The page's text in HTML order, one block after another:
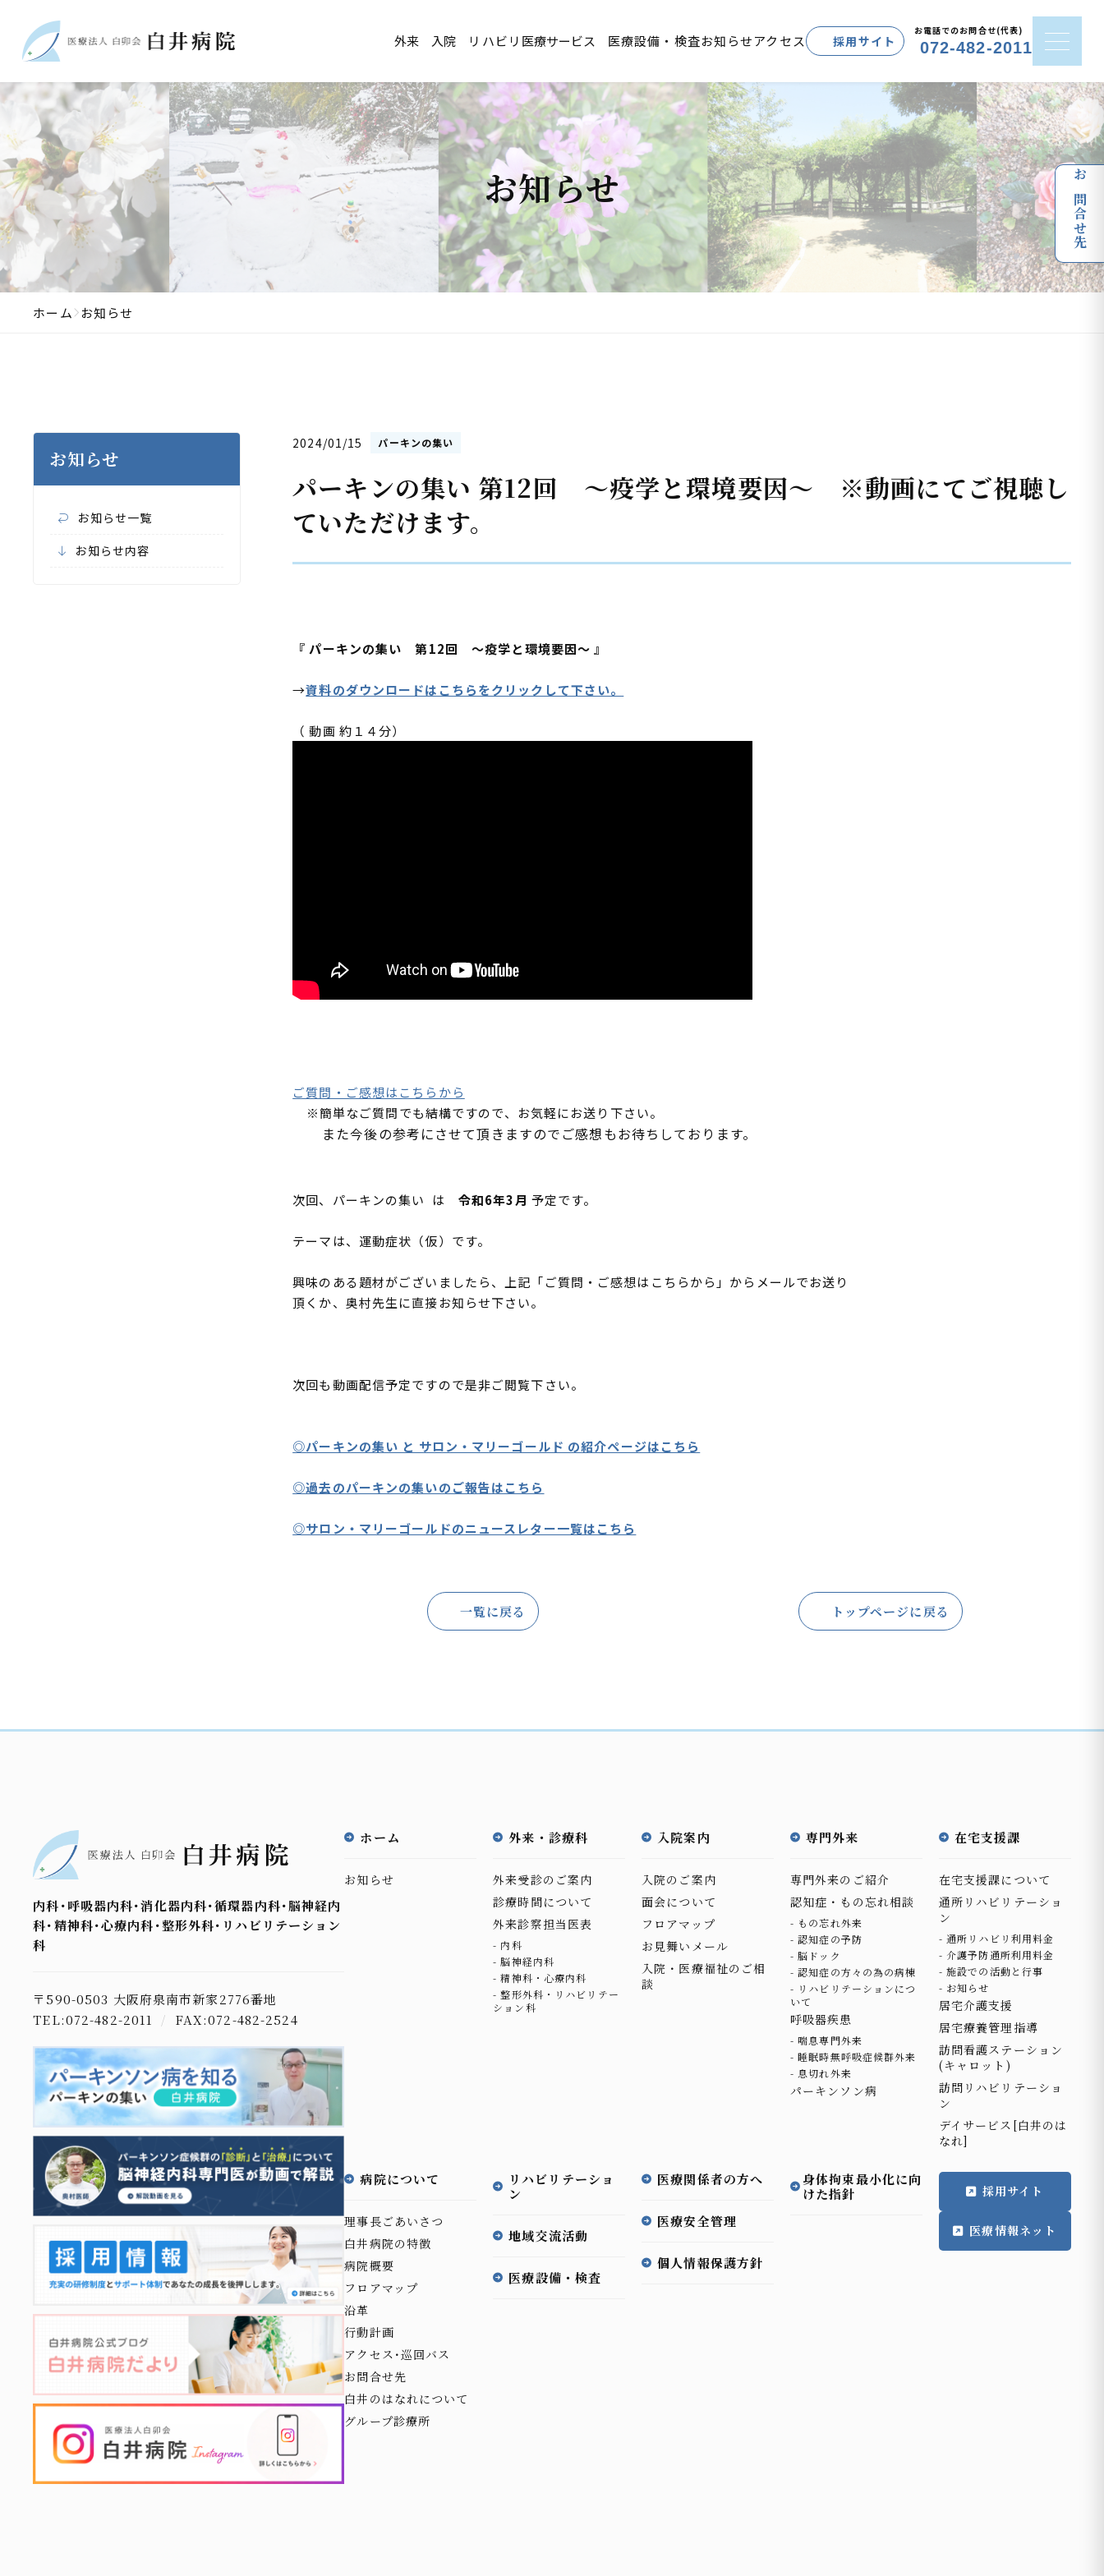
外来 入院 リハビリ 医療サービス 医療設備・検査お知らせアクセス 採用サイト
お電話でのお問合せ(代表)
072-482-2011
お知らせ
ホーム お知らせ
お知らせ
お知らせ一覧
お知らせ内容
2024/01/15 パーキンの集い
パーキンの集い 第12回 ～疫学と環境要因～ ※動画にてご視聴し
ていただけます。
『 パーキンの集い 第12回 ～疫学と環境要因～ 』
→資料のダウンロードはこちらをクリックして下さい。
（ 動画 約１４分）
ご質問・ご感想はこちらから
※簡単なご質問でも結構ですので、お気軽にお送り下さい。
また今後の参考にさせて頂きますのでご感想もお待ちしております。
次回、パーキンの集い は 令和6年3月 予定です。
テーマは、運動症状（仮）です。
興味のある題材がございましたら、上記「ご質問・ご感想はこちらから」からメールでお送り
頂くか、奥村先生に直接お知らせ下さい。
次回も動画配信予定ですので是非ご閲覧下さい。
◎パーキンの集い と サロン・マリーゴールド の紹介ページはこちら
◎過去のパーキンの集いのご報告はこちら
◎サロン・マリーゴールドのニュースレター一覧はこちら
一覧に戻る トップページに戻る
内科･呼吸器内科･消化器内科･循環器内科･脳神経内
科･精神科･心療内科･整形外科･リハビリテーション
科
〒590-0503 大阪府泉南市新家2776番地
TEL:072-482-2011
/ FAX:072-482-2524
ホーム
お知らせ
外来・診療科
外来受診のご案内
診療時間について
外来診察担当医表
内科
脳神経内科
精神科・心療内科
整形外科・リハビリテー
ション科
入院案内
入院のご案内
面会について
フロアマップ
お見舞いメール
入院・医療福祉のご相
談
専門外来
専門外来のご紹介
認知症・もの忘れ相談
もの忘れ外来
認知症の予防
脳ドック
認知症の方々の為の病棟
リハビリテーションにつ
いて
呼吸器疾患
喘息専門外来
睡眠時無呼吸症候群外来
息切れ外来
パーキンソン病
在宅支援課
在宅支援課について
通所リハビリテーショ
ン
通所リハビリ利用料金
介護予防通所利用料金
施設での活動と行事
お知らせ
居宅介護支援
居宅療養管理指導
訪問看護ステーション
(キャロット)
訪問リハビリテーショ
ン
デイサービス[白井のは
なれ]
病院について
理事長ごあいさつ
白井病院の特徴
病院概要
フロアマップ
沿革
行動計画
アクセス･巡回バス
お問合せ先
白井のはなれについて
グループ診療所
リハビリテーショ
ン
地域交流活動
医療設備・検査
医療関係者の方へ
医療安全管理
個人情報保護方針
身体拘束最小化に向
けた指針
採用サイト
医療情報ネット
お問合せ先